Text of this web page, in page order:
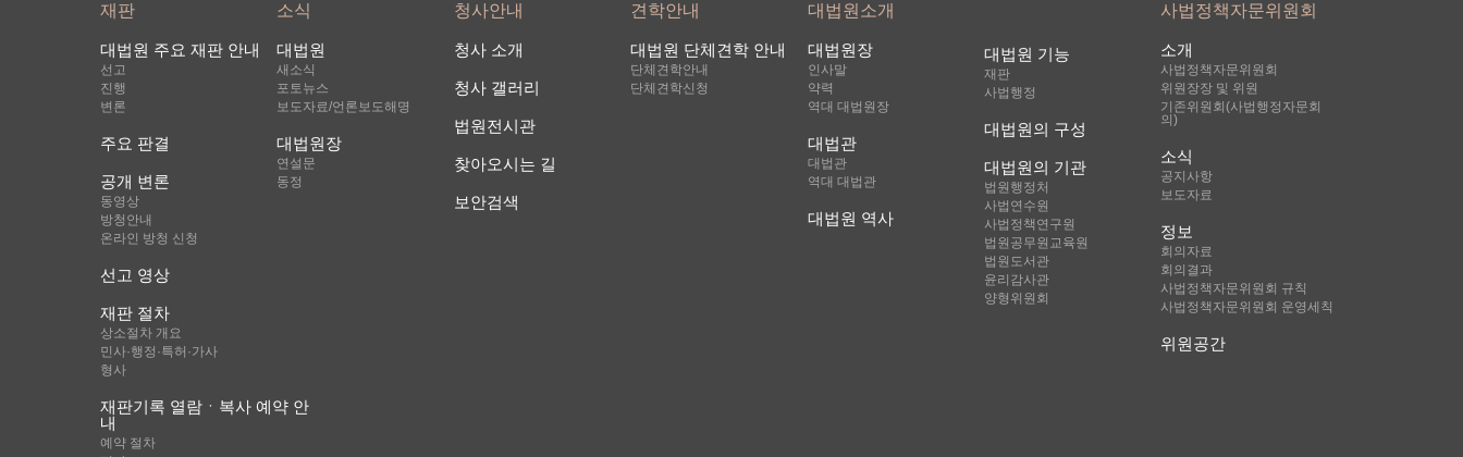
재판
대법원 주요 재판 안내
선고
진행
변론
주요 판결
공개 변론
동영상
방청안내
온라인 방청 신청
선고 영상
재판 절차
상소절차 개요
민사·행정·특허·가사
형사
재판기록 열람ㆍ복사 예약 안
내
예약 절차
소식
대법원
새소식
포토뉴스
보도자료/언론보도해명
대법원장
연설문
동정
청사안내
청사 소개
청사 갤러리
법원전시관
찾아오시는 길
보안검색
견학안내
대법원 단체견학 안내
단체견학안내
단체견학신청
대법원소개
대법원장
인사말
약력
역대 대법원장
대법관
대법관
역대 대법관
대법원 역사
대법원 기능
재판
사법행정
대법원의 구성
대법원의 기관
법원행정처
사법연수원
사법정책연구원
법원공무원교육원
법원도서관
윤리감사관
양형위원회
사법정책자문위원회
소개
사법정책자문위원회
위원장장 및 위원
기존위원회(사법행정자문회
의)
소식
공지사항
보도자료
정보
회의자료
회의결과
사법정책자문위원회 규칙
사법정책자문위원회 운영세칙
위원공간